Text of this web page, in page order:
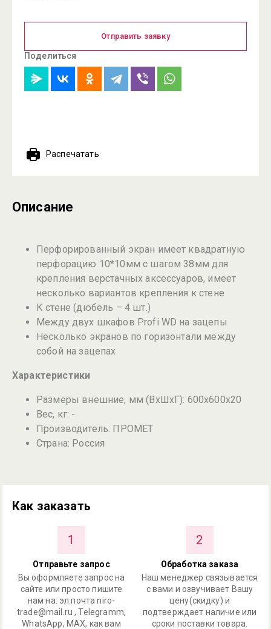
Отправить заявку
Поделиться
Распечатать
Описание
Перфорированный экран имеет квадратную
перфорацию 10*10мм с шагом 38мм для
крепления верстачных аксессуаров, имеет
несколько вариантов крепления к стене
К стене (дюбель – 4 шт.)
Между двух шкафов Profi WD на зацепы
Несколько экранов по горизонтали между
собой на зацепах
Характеристики
Размеры внешние, мм (ВхШхГ): 600x600x20
Вес, кг: -
Производитель: ПРОМЕТ
Страна: Россия
Как заказать
1
Отправьте запрос
Вы оформляете запрос на
сайте или просто пишите
нам на: эл.почта niro-
trade@mail.ru , Telegramm,
WhatsApp, MAX, как вам
2
Обработка заказа
Наш менеджер связывается
с вами и озвучивает Вашу
цену(скидку) и
подтверждает наличие или
сроки поставки товара.